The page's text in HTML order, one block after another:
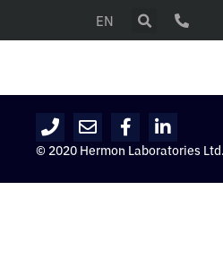
EN
© 2020 Hermon Laboratories